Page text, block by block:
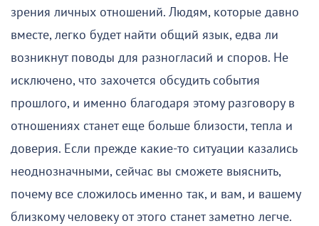
зрения личных отношений. Людям, которые давно
вместе, легко будет найти общий язык, едва ли
возникнут поводы для разногласий и споров. Не
исключено, что захочется обсудить события
прошлого, и именно благодаря этому разговору в
отношениях станет еще больше близости, тепла и
доверия. Если прежде какие-то ситуации казались
неоднозначными, сейчас вы сможете выяснить,
почему все сложилось именно так, и вам, и вашему
близкому человеку от этого станет заметно легче.